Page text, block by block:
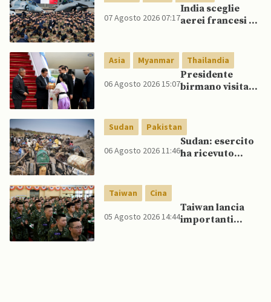
07 Agosto 2026 07:17
India sceglie
aerei francesi e
nazionale,
rifiutando
offerta di Su-57
da parte di Putin
Asia Myanmar Thailandia
06 Agosto 2026 15:07
Presidente
birmano visita
Myanmar ad
ASEAN
Sudan Pakistan
06 Agosto 2026 11:46
Sudan: esercito
ha ricevuto
Taiwan Cina
05 Agosto 2026 14:44
Taiwan lancia
importanti